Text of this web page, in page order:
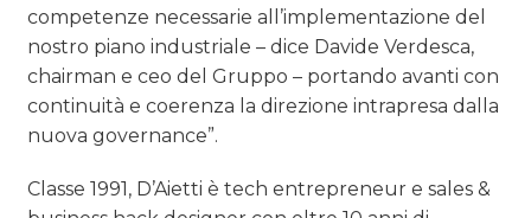
competenze necessarie all’implementazione del
nostro piano industriale – dice Davide Verdesca,
chairman e ceo del Gruppo – portando avanti con
continuità e coerenza la direzione intrapresa dalla
nuova governance”.
Classe 1991, D’Aietti è tech entrepreneur e sales &